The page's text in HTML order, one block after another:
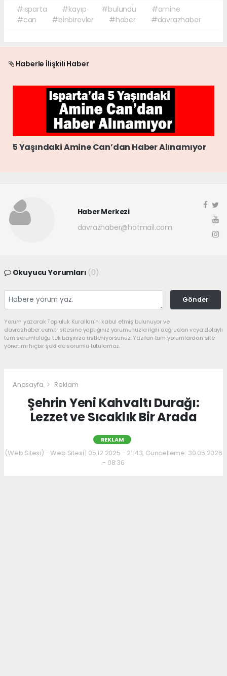
#ısparta #kayıp #bulundu
#amine
#can
#binbirevler #haber #davrazhaber
Haberle İlişkili Haber
5 Yaşındaki Amine Can’dan Haber Alınamıyor
Haber Merkezi
davrazhaber@hotmail.com
Okuyucu Yorumları (0)
Gönder
Yorum yazarak Topluluk Kuralları’nı kabul etmiş bulunuyor ve
davrazhaber.com.tr sitesine yaptığınız yorumunuzla ilgili doğrudan veya dolaylı
tüm sorumluluğu tek başınıza üstleniyorsunuz. Yazılan tüm yorumlardan site
yönetimi hiçbir şekilde sorumlu tutulamaz.
Anasayfa Reklam
Şehrin Yeni Kahvaltı Durağı:
Lezzet ve Sıcaklık Bir Arada
REKLAM
(Web Sitesi) - Web Sitesi | 05.12.2025 - 21:43, Güncelleme: 30.05.2026
- 08:36